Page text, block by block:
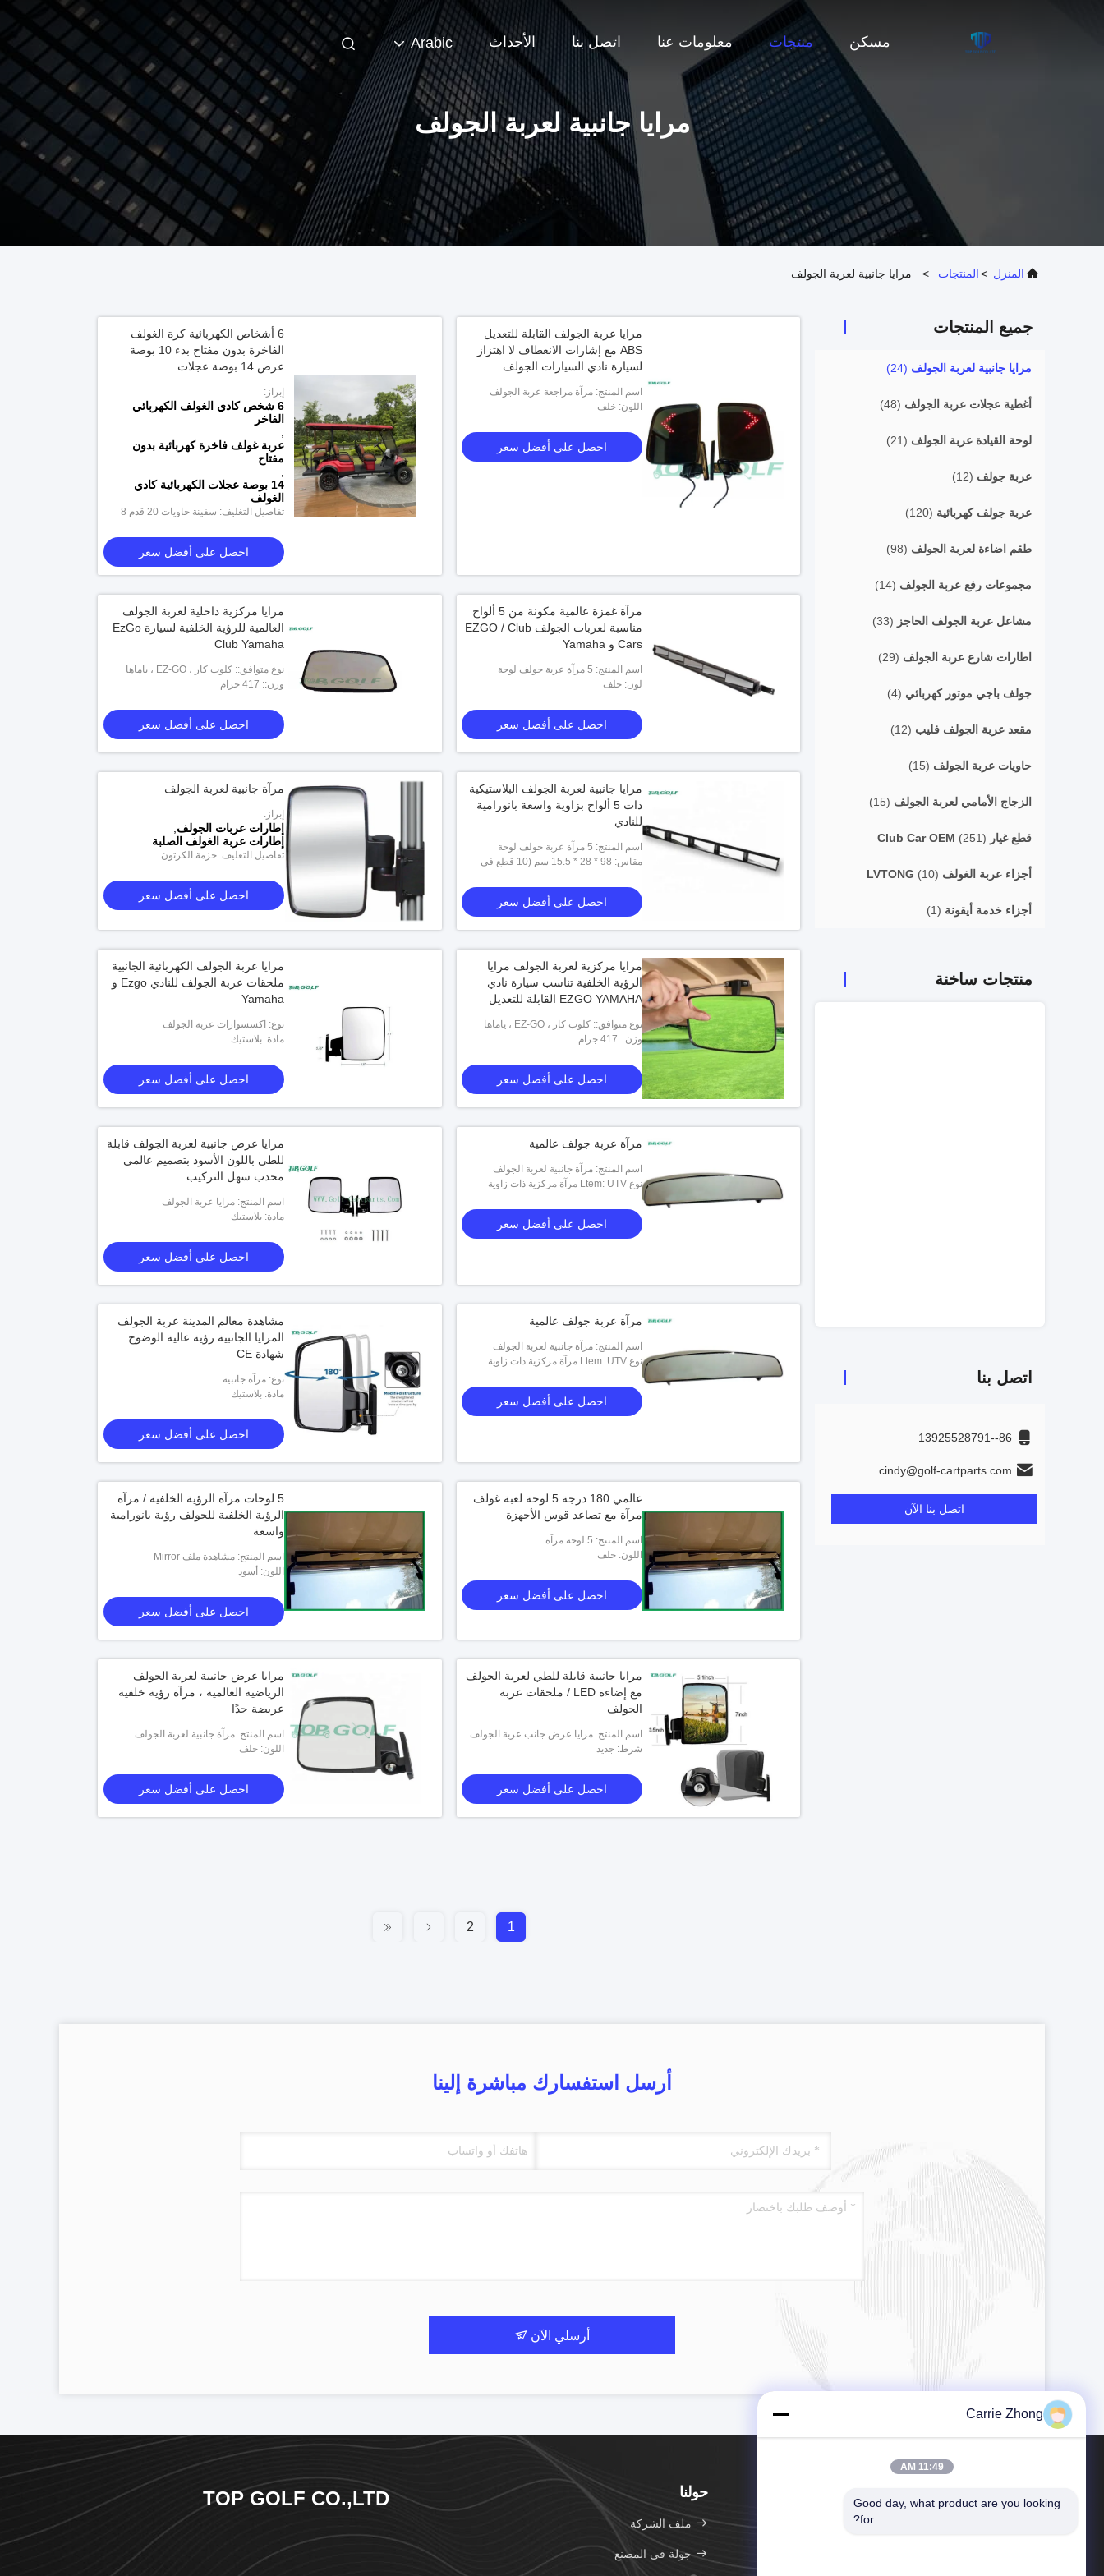
مسكن منتجات معلومات عنا اتصل بنا الأحداث Arabic
مرايا جانبية لعربة الجولف
المنزل >المنتجات > مرايا جانبية لعربة الجولف
جميع المنتجات
مرايا جانبية لعربة الجولف (24)
أغطية عجلات عربة الجولف (48)
لوحة القيادة عربة الجولف (21)
عربة جولف (12)
عربة جولف كهربائية (120)
طقم اضاءة لعربة الجولف (98)
مجموعات رفع عربة الجولف (14)
مشاعل عربة الجولف الحاجز (33)
اطارات شارع عربة الجولف (29)
جولف باجي موتور كهربائي (4)
مقعد عربة الجولف فليب (12)
حاويات عربة الجولف (15)
الزجاج الأمامي لعربة الجولف (15)
قطع غيار Club Car OEM (251)
أجزاء عربة الغولف LVTONG (10)
أجزاء خدمة أيقونة (1)
منتجات ساخنة
عربة جولف عالمية قابلة للطي ومرايا
لجميع العلامات التجارية
المرايا الجانبية المقاومة لاهتزاز عربة الغولف
اتصل بنا
86--13925528791
cindy@golf-cartparts.com
اتصل بنا الآن
مرايا عربة الجولف القابلة للتعديل
ABS مع إشارات الانعطاف لا اهتزاز
لسيارة نادي السيارات الجولف
اسم المنتج: مرآة مراجعة عربة الجولف
اللون: خلف
احصل على أفضل سعر
6 أشخاص الكهربائية كرة الغولف
الفاخرة بدون مفتاح بدء 10 بوصة
عرض 14 بوصة عجلات
إبراز:
6 شخص كادي الغولف الكهربائي
الفاخر
عربة غولف فاخرة كهربائية بدون
مفتاح
14 بوصة عجلات الكهربائية كادي
الغولف
تفاصيل التغليف: سفينة حاويات 20 قدم 8
احصل على أفضل سعر
مرآة غمزة عالمية مكونة من 5 ألواح
مناسبة لعربات الجولف EZGO / Club
Cars و Yamaha
اسم المنتج: 5 مرآة عربة جولف لوحة
لون: خلف
احصل على أفضل سعر
مرايا مركزية داخلية لعربة الجولف
العالمية للرؤية الخلفية لسيارة EzGo
Club Yamaha
نوع متوافق:: كلوب كار ، EZ-GO ، ياماها
وزن:: 417 جرام
احصل على أفضل سعر
مرايا جانبية لعربة الجولف البلاستيكية
ذات 5 ألواح بزاوية واسعة بانورامية
للنادي
اسم المنتج: 5 مرآة عربة جولف لوحة
مقاس: 98 * 28 * 15.5 سم (10 قطع في
احصل على أفضل سعر
مرآة جانبية لعربة الجولف
إبراز:
إطارات عربات الجولف
إطارات عربة الغولف الصلبة
تفاصيل التغليف: حزمة الكرتون
احصل على أفضل سعر
مرايا مركزية لعربة الجولف مرايا
الرؤية الخلفية تناسب سيارة نادي
EZGO YAMAHA القابلة للتعديل
نوع متوافق:: كلوب كار ، EZ-GO ، ياماها
وزن:: 417 جرام
احصل على أفضل سعر
مرايا عربة الجولف الكهربائية الجانبية
ملحقات عربة الجولف للنادي Ezgo و
Yamaha
نوع: اكسسوارات عربة الجولف
مادة: بلاستيك
احصل على أفضل سعر
مرآة عربة جولف عالمية
اسم المنتج: مرآة جانبية لعربة الجولف
العالمية
نوع Ltem: UTV مرآة مركزية ذات زاوية
احصل على أفضل سعر
مرايا عرض جانبية لعربة الجولف قابلة
للطي باللون الأسود بتصميم عالمي
محدب سهل التركيب
اسم المنتج: مرايا عربة الجولف
مادة: بلاستيك
احصل على أفضل سعر
مرآة عربة جولف عالمية
اسم المنتج: مرآة جانبية لعربة الجولف
العالمية
نوع Ltem: UTV مرآة مركزية ذات زاوية
احصل على أفضل سعر
مشاهدة معالم المدينة عربة الجولف
المرايا الجانبية رؤية عالية الوضوح
شهادة CE
نوع: مرآة جانبية
مادة: بلاستيك
احصل على أفضل سعر
عالمي 180 درجة 5 لوحة لعبة غولف
مرآة مع تصاعد قوس الأجهزة
اسم المنتج: 5 لوحة مرآة
اللون: خلف
احصل على أفضل سعر
5 لوحات مرآة الرؤية الخلفية / مرآة
الرؤية الخلفية للجولف رؤية بانورامية
واسعة
اسم المنتج: مشاهدة ملف Mirror
اللون: أسود
احصل على أفضل سعر
مرايا جانبية قابلة للطي لعربة الجولف
مع إضاءة LED / ملحقات عربة
الجولف
اسم المنتج: مرايا عرض جانب عربة الجولف
شرط: جديد
احصل على أفضل سعر
مرايا عرض جانبية لعربة الجولف
الرياضية العالمية ، مرآة رؤية خلفية
عريضة جدًا
اسم المنتج: مرآة جانبية لعربة الجولف
اللون: خلف
احصل على أفضل سعر
1
2
أرسل استفسارك مباشرة إلينا
أرسلي الآن
حولنا
ملف الشركة
جولة في المصنع
TOP GOLF CO.,LTD
Carrie Zhong
11:49 AM
Good day, what product are you looking
for?